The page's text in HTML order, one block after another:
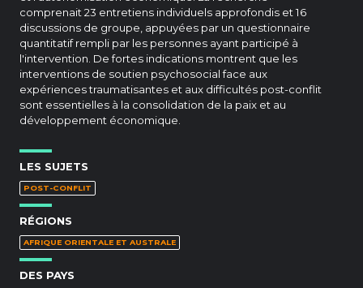
comprenait 23 entretiens individuels approfondis et 16
discussions de groupe, appuyées par un questionnaire
quantitatif rempli par les personnes ayant participé à
l'intervention. De fortes indications montrent que les
interventions de soutien psychosocial face aux
expériences traumatisantes et aux difficultés post-conflit
sont essentielles à la consolidation de la paix et au
développement économique.
LES SUJETS
POST-CONFLIT
RÉGIONS
AFRIQUE ORIENTALE ET AUSTRALE
DES PAYS